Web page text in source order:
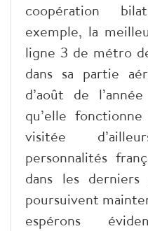
coopération
exemple, la
ligne 3 de métro
dans sa partie
d’août de
qu’elle
visitée
personnalités
dans les
poursuivent
espérons